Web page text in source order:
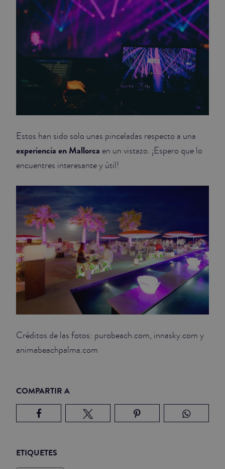
Estos han sido solo unas pinceladas respecto a una
experiencia en Mallorca en un vistazo. ¡Espero que lo
encuentres interesante y útil!
Créditos de las fotos: purobeach.com, innasky.com y
animabeachpalma.com
COMPARTIR A
ETIQUETES